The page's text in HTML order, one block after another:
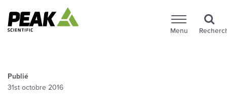
Menu
Publié
31st octobre 2016